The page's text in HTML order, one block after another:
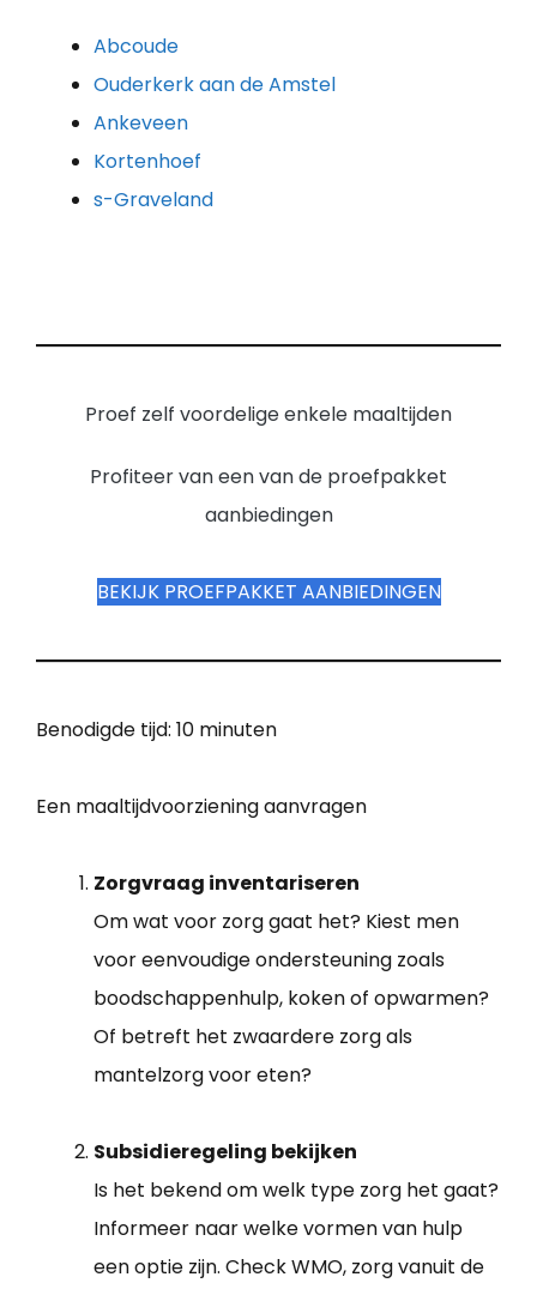
Abcoude
Ouderkerk aan de Amstel
Ankeveen
Kortenhoef
s-Graveland
Proef zelf voordelige enkele maaltijden
Profiteer van een van de proefpakket
aanbiedingen
BEKIJK PROEFPAKKET AANBIEDINGEN
Benodigde tijd: 10 minuten
Een maaltijdvoorziening aanvragen
Zorgvraag inventariseren
Om wat voor zorg gaat het? Kiest men
voor eenvoudige ondersteuning zoals
boodschappenhulp, koken of opwarmen?
Of betreft het zwaardere zorg als
mantelzorg voor eten?
Subsidieregeling bekijken
Is het bekend om welk type zorg het gaat?
Informeer naar welke vormen van hulp
een optie zijn. Check WMO, zorg vanuit de